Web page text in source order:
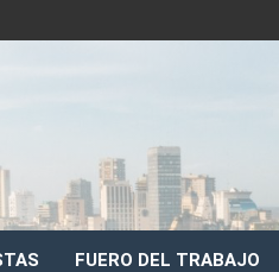
FUERO DEL TRABAJO